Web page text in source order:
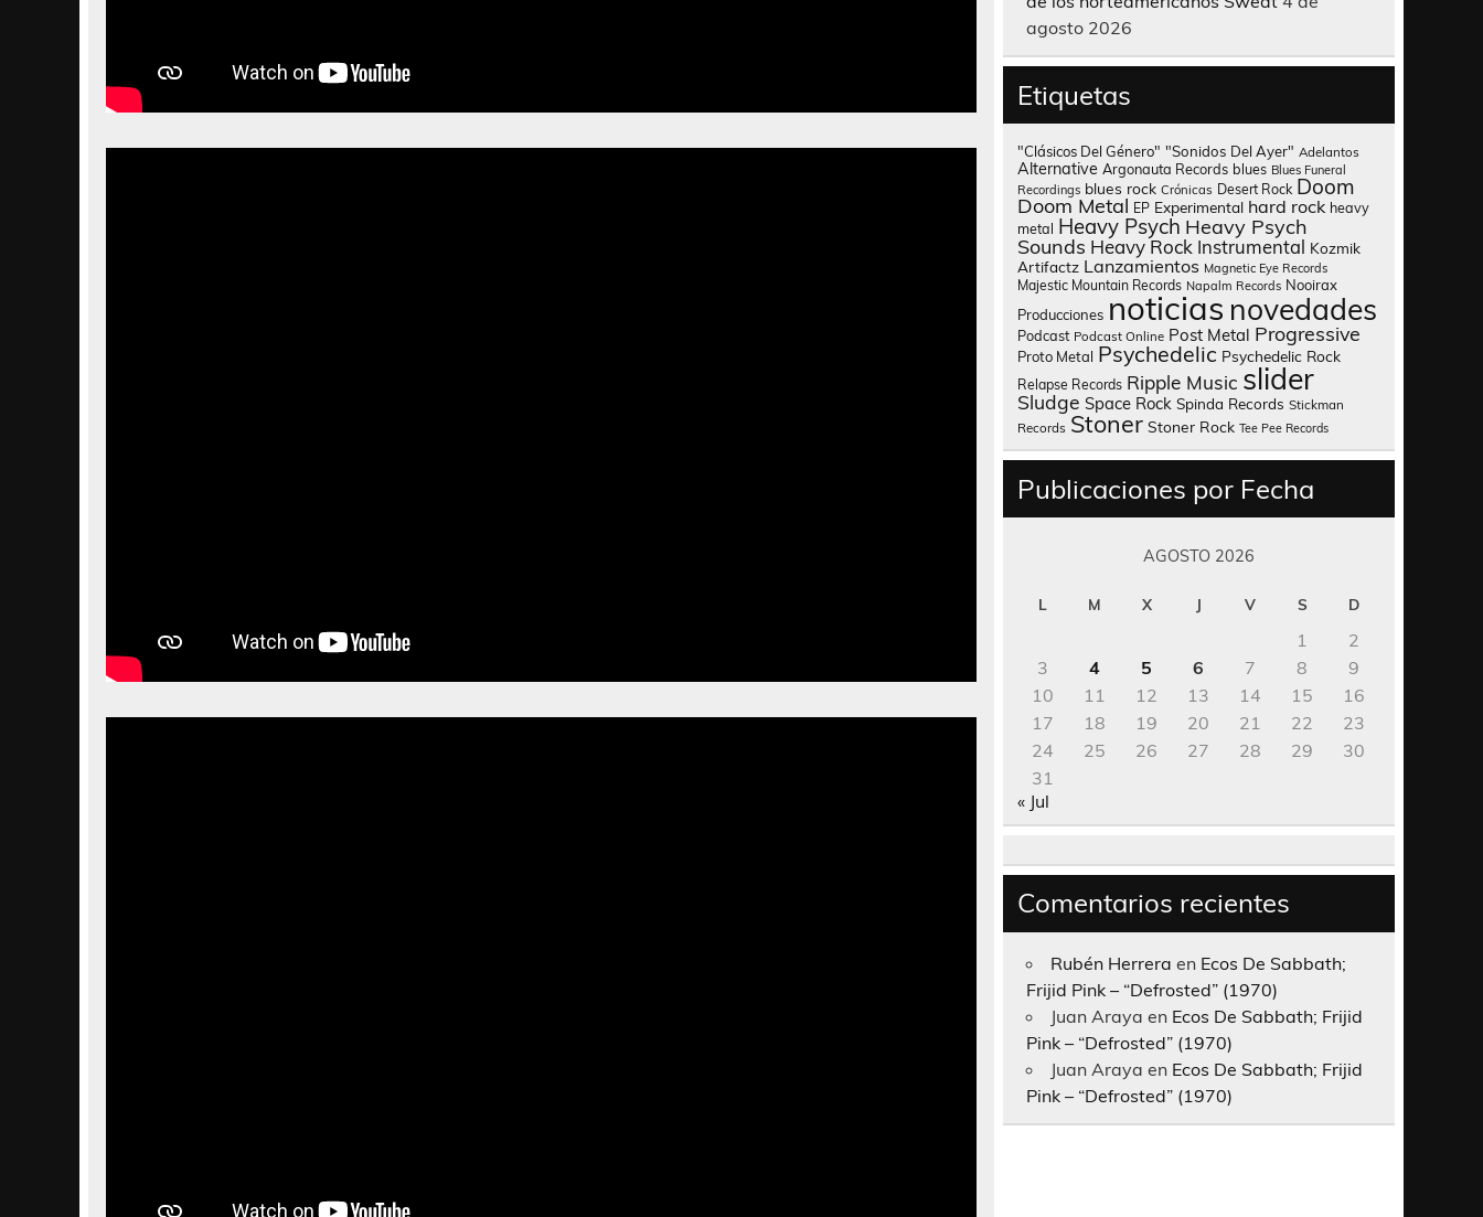
agosto 2026
Etiquetas
"Clásicos Del Género" "Sonidos Del Ayer" Adelantos
Alternative Argonauta Records blues Blues Funeral
Recordings blues rock Crónicas Desert Rock Doom
Doom Metal EP Experimental hard rock heavy
metal Heavy Psych Heavy Psych
Sounds Heavy Rock Instrumental Kozmik
Artifactz Lanzamientos Magnetic Eye Records
Majestic Mountain Records Napalm Records Nooirax
Producciones noticias novedades
Podcast Podcast Online Post Metal Progressive
Proto Metal Psychedelic Psychedelic Rock
Relapse Records Ripple Music slider
Sludge Space Rock Spinda Records Stickman
Records Stoner Stoner Rock Tee Pee Records
Publicaciones por Fecha
AGOSTO 2026
L M X J V S D
1
2
3
4 5 6 7 8
9
10
11 12 13 14 15
16
17
18 19 20 21 22
23
24
25 26 27 28 29
30
31
« Jul
Comentarios recientes
Rubén Herrera en Ecos De Sabbath;
Frijid Pink – “Defrosted” (1970)
Juan Araya en Ecos De Sabbath; Frijid
Pink – “Defrosted” (1970)
Juan Araya en Ecos De Sabbath; Frijid
Pink – “Defrosted” (1970)